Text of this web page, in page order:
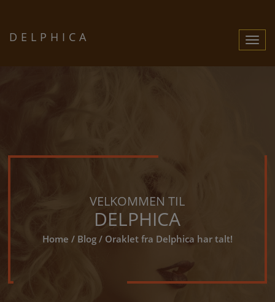
Toggle
DELPHICA
VELKOMMEN TIL
DELPHICA
Home / Blog/ Oraklet fra Delphica har talt!